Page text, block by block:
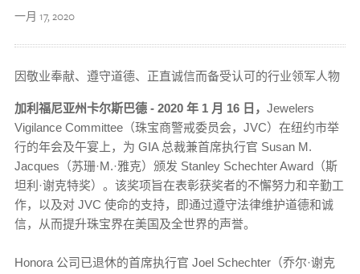
一月 17, 2020
因敬业奉献、遵守道德、正直诚信而备受认可的行业领军人物
加利福尼亚州卡尔斯巴德 - 2020 年 1 月 16 日， Jewelers
Vigilance Committee（珠宝商警戒委员会，JVC）在纽约市举
行的年会及午宴上，为 GIA 总裁兼首席执行官 Susan M.
Jacques（苏珊·M.·雅克）颁发 Stanley Schechter Award（斯
坦利·谢克特奖）。该奖项旨在表彰获奖者的不懈努力和辛勤工
作，以及对 JVC 使命的支持，即通过遵守法律维护道德和诚
信，从而提升珠宝界在美国及全世界的声誉。
Honora 公司已退休的首席执行官 Joel Schechter（乔尔·谢克